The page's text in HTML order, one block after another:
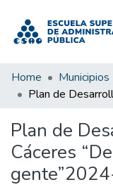
Home Municipios
Plan de
Cáceres